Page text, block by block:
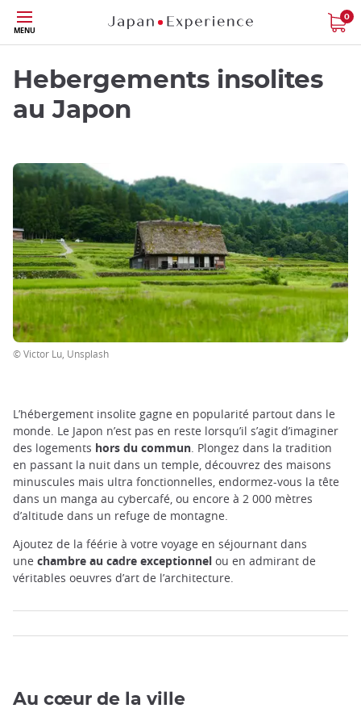
Skip
to
main
content
MENU
0
Hebergements insolites
au Japon
© Victor Lu, Unsplash
L’hébergement insolite gagne en popularité partout dans le
monde. Le Japon n’est pas en reste lorsqu’il s’agit d’imaginer
des logements hors du commun . Plongez dans la tradition
en passant la nuit dans un temple, découvrez des maisons
minuscules mais ultra fonctionnelles, endormez-vous la tête
dans un manga au cybercafé, ou encore à 2 000 mètres
d’altitude dans un refuge de montagne.
Ajoutez de la féérie à votre voyage en séjournant dans
une chambre au cadre exceptionnel ou en admirant de
véritables oeuvres d’art de l’architecture.
Au cœur de la ville